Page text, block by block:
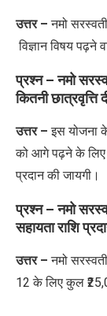
उत्तर – नमो
विज्ञानविषय पढ़ने
प्रश्न –नमो
कितनी छात्रवृत्ति
उत्तर – इस योजना
को आगे पढ़ने के लिए
प्रदान की जायगी।
प्रश्न – नमो
सहायता राशि
उत्तर –नमो
12 के लिए कुल